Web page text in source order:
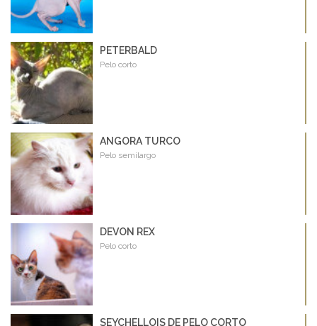
PETERBALD
Pelo corto
ANGORA TURCO
Pelo semilargo
DEVON REX
Pelo corto
SEYCHELLOIS DE PELO CORTO